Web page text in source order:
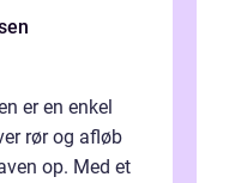
er en enkel
rør og afløb
op. Med et